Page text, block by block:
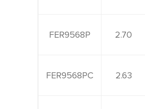
FER9568P 2.70
FER9568PC 2.63